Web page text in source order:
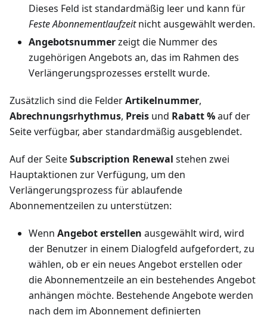
Dieses Feld ist standardmäßig leer und kann für
Feste Abonnementlaufzeitnicht ausgewählt werden.
Angebotsnummerzeigt die Nummer des
zugehörigen Angebots an, das im Rahmen des
Verlängerungsprozesses erstellt wurde.
Zusätzlich sind die FelderArtikelnummer,
Abrechnungsrhythmus, Preis und Rabatt %auf der
Seite verfügbar, aber standardmäßig ausgeblendet.
Auf der SeiteSubscription Renewal stehen zwei
Hauptaktionen zur Verfügung, um den
Verlängerungsprozess für ablaufende
Abonnementzeilen zu unterstützen:
Wenn Angebot erstellen ausgewählt wird, wird
der Benutzer in einem Dialogfeld aufgefordert, zu
wählen, ob er ein neues Angebot erstellen oder
die Abonnementzeile an ein bestehendes Angebot
anhängen möchte. Bestehende Angebote werden
nach dem im Abonnement definierten